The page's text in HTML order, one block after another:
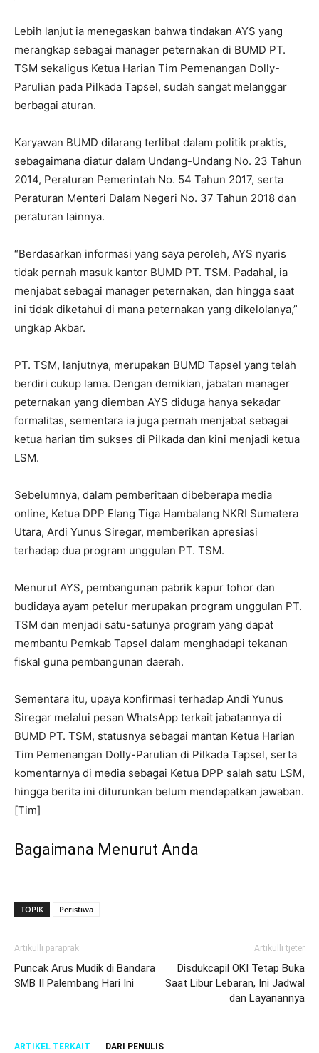
Lebih lanjut ia menegaskan bahwa tindakan AYS yang
merangkap sebagai manager peternakan di BUMD PT.
TSM sekaligus Ketua Harian Tim Pemenangan Dolly-
Parulian pada Pilkada Tapsel, sudah sangat melanggar
berbagai aturan.
Karyawan BUMD dilarang terlibat dalam politik praktis,
sebagaimana diatur dalam Undang-Undang No. 23 Tahun
2014, Peraturan Pemerintah No. 54 Tahun 2017, serta
Peraturan Menteri Dalam Negeri No. 37 Tahun 2018 dan
peraturan lainnya.
“Berdasarkan informasi yang saya peroleh, AYS nyaris
tidak pernah masuk kantor BUMD PT. TSM. Padahal, ia
menjabat sebagai manager peternakan, dan hingga saat
ini tidak diketahui di mana peternakan yang dikelolanya,”
ungkap Akbar.
PT. TSM, lanjutnya, merupakan BUMD Tapsel yang telah
berdiri cukup lama. Dengan demikian, jabatan manager
peternakan yang diemban AYS diduga hanya sekadar
formalitas, sementara ia juga pernah menjabat sebagai
ketua harian tim sukses di Pilkada dan kini menjadi ketua
LSM.
Sebelumnya, dalam pemberitaan dibeberapa media
online, Ketua DPP Elang Tiga Hambalang NKRI Sumatera
Utara, Ardi Yunus Siregar, memberikan apresiasi
terhadap dua program unggulan PT. TSM.
Menurut AYS, pembangunan pabrik kapur tohor dan
budidaya ayam petelur merupakan program unggulan PT.
TSM dan menjadi satu-satunya program yang dapat
membantu Pemkab Tapsel dalam menghadapi tekanan
fiskal guna pembangunan daerah.
Sementara itu, upaya konfirmasi terhadap Andi Yunus
Siregar melalui pesan WhatsApp terkait jabatannya di
BUMD PT. TSM, statusnya sebagai mantan Ketua Harian
Tim Pemenangan Dolly-Parulian di Pilkada Tapsel, serta
komentarnya di media sebagai Ketua DPP salah satu LSM,
hingga berita ini diturunkan belum mendapatkan jawaban.
[Tim]
Bagaimana Menurut Anda
TOPIK Peristiwa
Artikulli paraprak
Puncak Arus Mudik di Bandara
SMB II Palembang Hari Ini
Artikulli tjetër
Disdukcapil OKI Tetap Buka
Saat Libur Lebaran, Ini Jadwal
dan Layanannya
ARTIKEL TERKAIT DARI PENULIS